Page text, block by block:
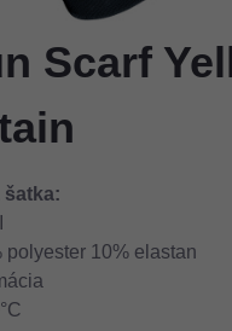
Scarf
šatka:
polyester 10% elastan